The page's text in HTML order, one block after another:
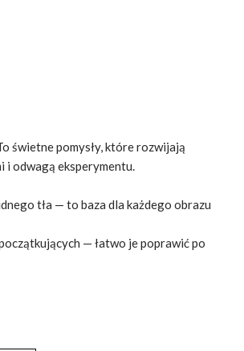
świetne pomysły, które rozwijają
i odwagą eksperymentu.
tła — to baza dla każdego obrazu
— łatwo je poprawić po